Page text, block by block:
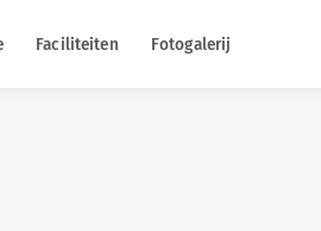
Faciliteiten Fotogalerij